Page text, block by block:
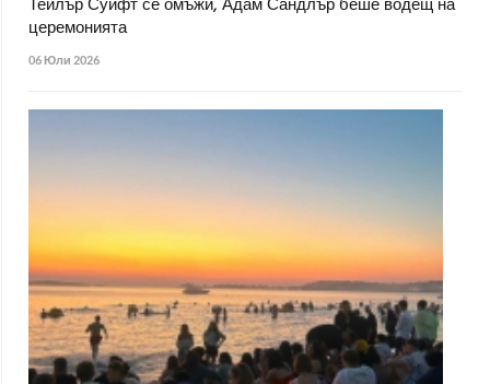
церемонията
06 Юли 2026